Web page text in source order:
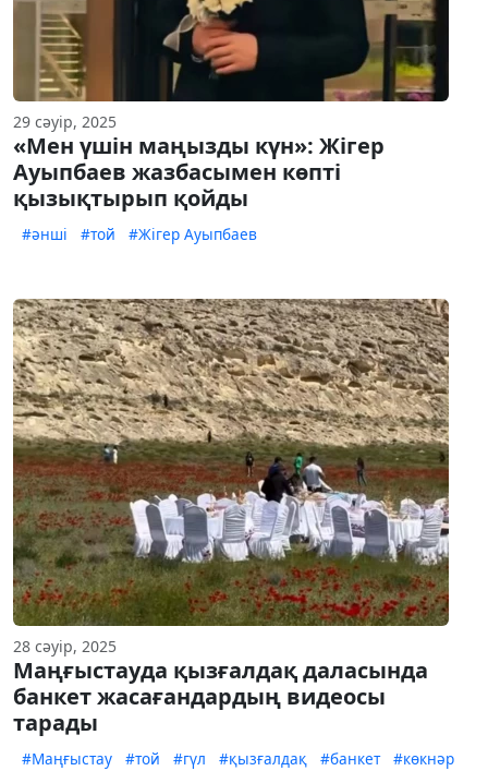
29 сәуір, 2025
«Мен үшін маңызды күн»: Жігер
Ауыпбаев жазбасымен көпті
қызықтырып қойды
#әнші #той #Жігер Ауыпбаев
28 сәуір, 2025
Маңғыстауда қызғалдақ даласында
банкет жасағандардың видеосы
тарады
#Маңғыстау #той #гүл #қызғалдақ #банкет #көкнәр